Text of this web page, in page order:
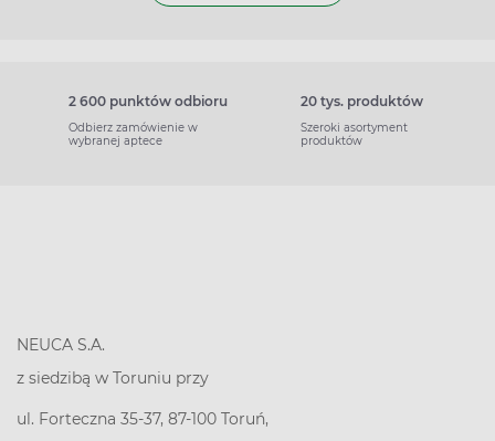
2 600 punktów odbioru
Odbierz zamówienie w
wybranej aptece
20 tys. produktów
Szeroki asortyment
produktów
NEUCA S.A.
z siedzibą w Toruniu przy
ul. Forteczna 35-37, 87-100 Toruń,